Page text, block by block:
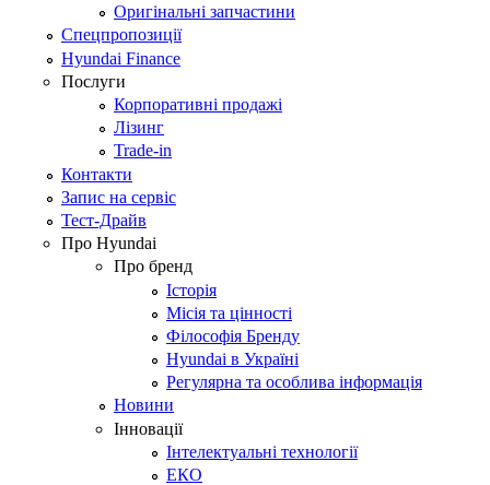
Оригінальні запчастини
Спецпропозиції
Hyundai Finance
Послуги
Корпоративні продажі
Лізинг
Trade-in
Контакти
Запис на сервіс
Тест-Драйв
Про Hyundai
Про бренд
Історія
Місія та цінності
Філософія Бренду
Hyundai в Україні
Регулярна та особлива інформація
Новини
Інновації
Інтелектуальні технології
ЕКО